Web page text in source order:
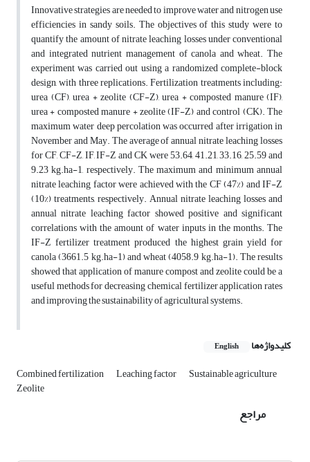
Innovative strategies are needed to improve water and nitrogen use
efficiencies in sandy soils. The objectives of this study were to
quantify the amount of nitrate leaching losses under conventional
and integrated nutrient management of canola and wheat. The
experiment was carried out using a randomized complete-block
design, with three replications. Fertilization treatments including:
urea (CF), urea + zeolite (CF-Z), urea + composted manure (IF),
urea + composted manure + zeolite (IF-Z) and control (CK). The
maximum water deep percolation was occurred after irrigation in
November and May. The average of annual nitrate leaching losses
for CF, CF-Z, IF, IF-Z and CK were 53.64, 41.21, 33.16, 25.59 and
9.23 kg.ha-1, respectively. The maximum and minimum annual
nitrate leaching factor were achieved with the CF (47%) and IF-Z
(10%) treatments, respectively. Annual nitrate leaching losses and
annual nitrate leaching factor showed positive and significant
correlations with the amount of water inputs in the months. The
IF-Z fertilizer treatment produced the highest grain yield for
canola (3661.5 kg.ha-1) and wheat (4058.9 kg.ha-1). The results
showed that application of manure compost and zeolite could be a
useful methods for decreasing chemical fertilizer application rates
and improving the sustainability of agricultural systems.
کلیدواژه‌ها English
Combined fertilization Leaching factor Sustainable agriculture
Zeolite
مراجع